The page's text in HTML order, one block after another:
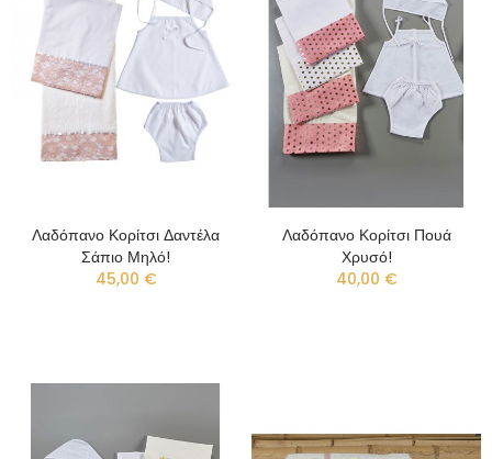
Λαδόπανο Κορίτσι Δαντέλα
Σάπιο Μηλό!
45,00 €
Λαδόπανο Κορίτσι Πουά
Χρυσό!
40,00 €